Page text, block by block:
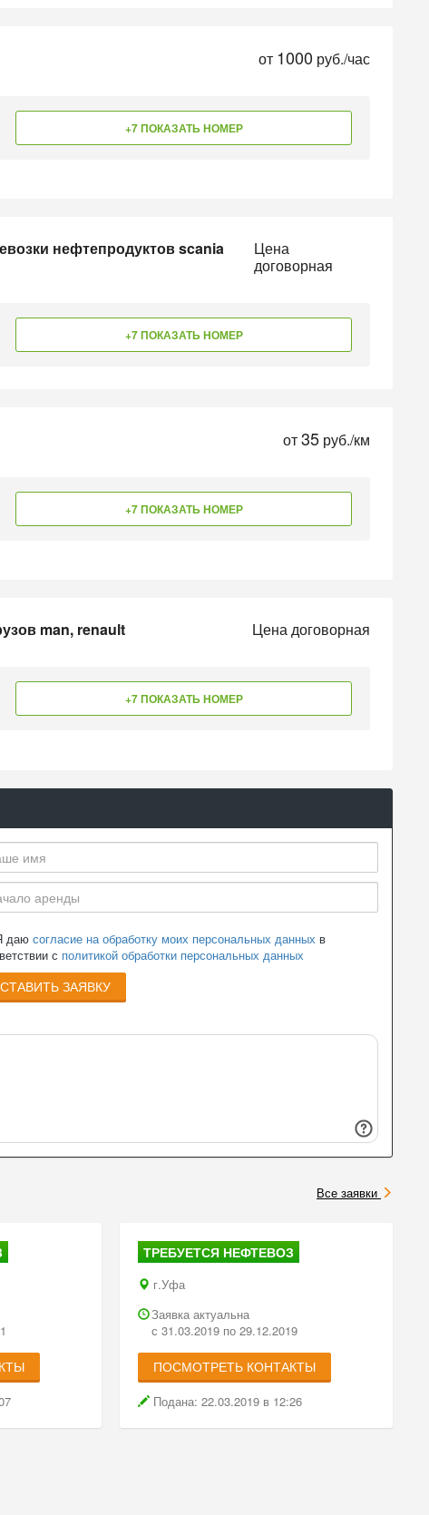
от 1000 руб./час
+7 ПОКАЗАТЬ НОМЕР
нефтепродуктов scania
Цена
договорная
+7 ПОКАЗАТЬ НОМЕР
от35 руб./км
+7 ПОКАЗАТЬ НОМЕР
man, renault Цена договорная
+7 ПОКАЗАТЬ НОМЕР
даю согласие на обработку моих персональных данных в
с политикой обработки персональных данных
ЗАЯВКУ
Все заявки
ТРЕБУЕТСЯ НЕФТЕВОЗ
г.Уфа
Заявка актуальна
с 31.03.2019 по 29.12.2019
ПОСМОТРЕТЬ КОНТАКТЫ
Подана: 22.03.2019 в 12:26